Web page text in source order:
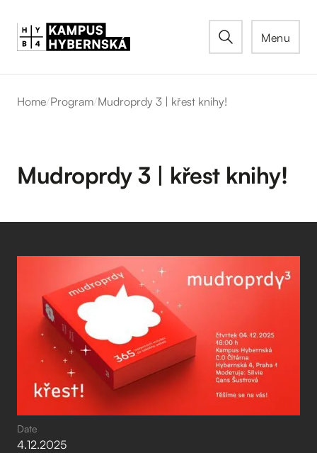
Menu
Home/Program/Mudroprdy 3 | křest knihy!
Mudroprdy 3 | křest knihy!
Date
4.12.2025